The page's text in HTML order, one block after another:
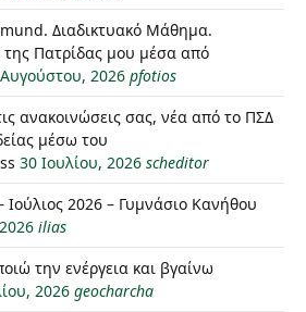
Διαδικτυακό Μάθημα.
Πατρίδας μου μέσα από
2026 pfotios
ανακοινώσεις σας, νέα από το ΠΣΔ
μέσω του
30 Ιουλίου, 2026 scheditor
2026 – Γυμνάσιο Κανήθου
ilias
την ενέργεια και βγαίνω
2026 geocharcha